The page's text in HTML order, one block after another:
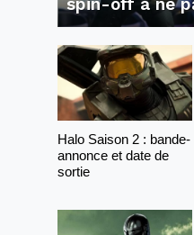
Halo Saison 2 : bande-
annonce et date de
sortie